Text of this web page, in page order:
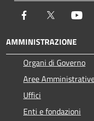
Facebook Twitter
AMMINISTRAZIONE
Organi di Governo
Aree
Uffici
Enti e fondazioni